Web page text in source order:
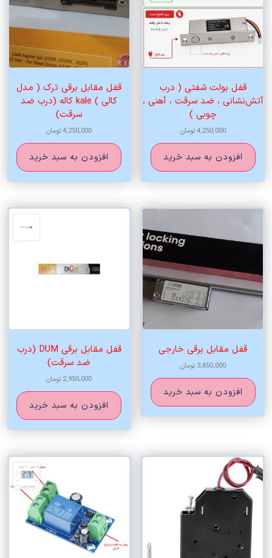
قفل بولت شفتی ( درب
آتش‌نشانی ، ضد سرقت ، آهنی ،
چوبی )
4,250,000تومان
افزودن به سبد خرید
قفل مقابل برقی ترک ( مدل
کالی ) kale کاله (درب ضد
سرقت)
4,250,000تومان
افزودن به سبد خرید
قفل مقابل برقی خارجی
3,850,000 تومان
افزودن به سبد خرید
قفل مقابل برقی DUM (درب
ضد سرقت)
2,950,000 تومان
افزودن به سبد خرید